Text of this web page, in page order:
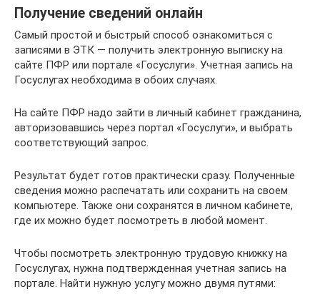
Получение сведений онлайн
Самый простой и быстрый способ ознакомиться с
записями в ЭТК — получить электронную выписку на
сайте ПФР или портале «Госуслуги». Учетная запись на
Госуслугах необходима в обоих случаях.
На сайте ПФР надо зайти в личный кабинет гражданина,
авторизовавшись через портал «Госуслуги», и выбрать
соответствующий запрос.
Результат будет готов практически сразу. Полученные
сведения можно распечатать или сохранить на своем
компьютере. Также они сохранятся в личном кабинете,
где их можно будет посмотреть в любой момент.
Чтобы посмотреть электронную трудовую книжку на
Госуслугах, нужна подтвержденная учетная запись на
портале. Найти нужную услугу можно двумя путями: